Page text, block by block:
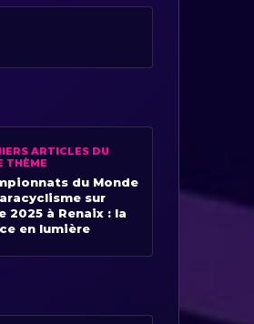
ARTICLES DU
THÈME
du Monde
sur
2025 à Renaix : la
en lumière